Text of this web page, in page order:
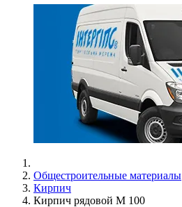
Общестроительные материалы
Кирпич
Кирпич рядовой М 100